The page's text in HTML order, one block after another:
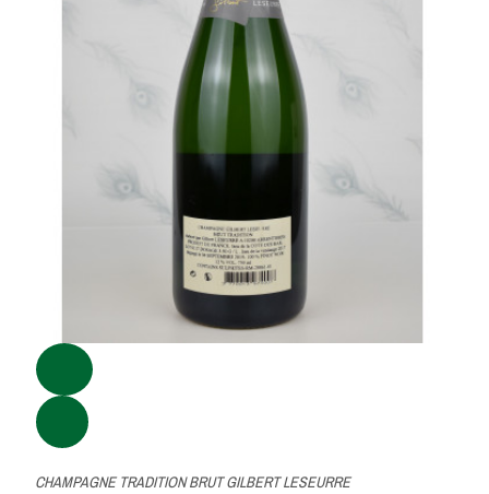
CHAMPAGNE TRADITION BRUT GILBERT LESEURRE